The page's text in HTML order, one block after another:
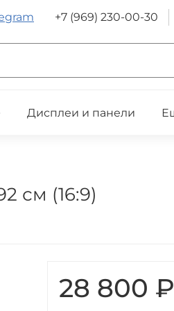
+7 (969) 230-00-30
Дисплеи и панели
см (16:9)
28 800 ₽